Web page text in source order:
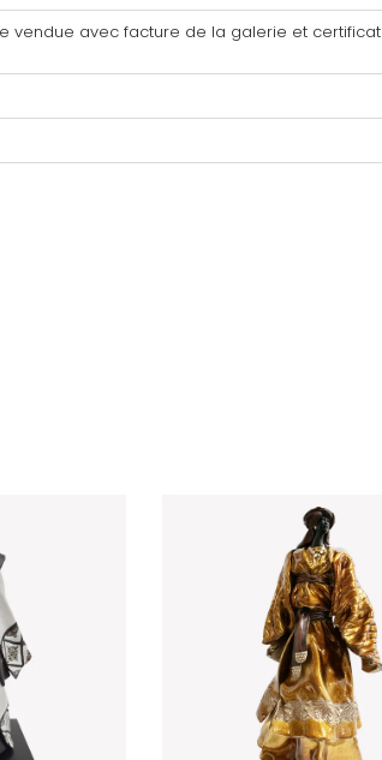
vendue avec facture de la galerie et certificat